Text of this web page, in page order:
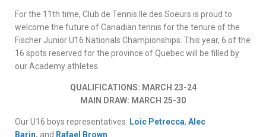
For the 11th time, Club de Tennis Ile des Soeurs is proud to
welcome the future of Canadian tennis for the tenure of the
Fischer Junior U16 Nationals Championships. This year, 6 of the
16 spots reserved for the province of Quebec will be filled by
our Academy athletes.
QUALIFICATIONS: MARCH 23-24
MAIN DRAW: MARCH 25-30
Our U16 boys representatives: Loic Petrecca, Alec
Barin, and Rafael Brown